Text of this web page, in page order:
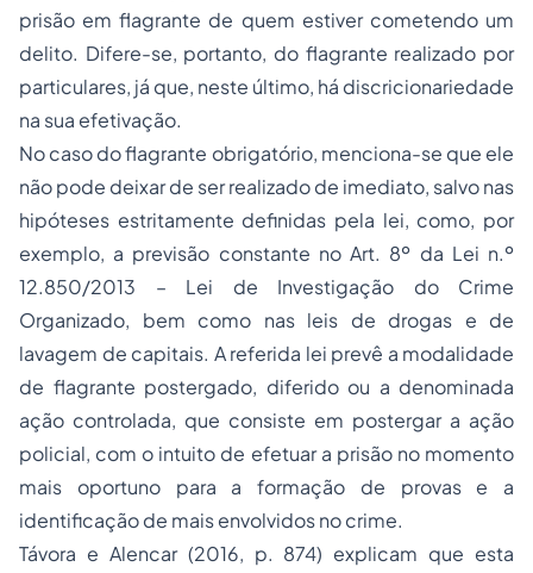
prisão em flagrante de quem estiver cometendo um
delito. Difere-se, portanto, do flagrante realizado por
particulares, já que, neste último, há discricionariedade
na sua efetivação.
No caso do flagrante obrigatório, menciona-se que ele
não pode deixar de ser realizado de imediato, salvo nas
hipóteses estritamente definidas pela lei, como, por
exemplo, a previsão constante no Art. 8º da Lei n.º
12.850/2013 – Lei de Investigação do Crime
Organizado, bem como nas leis de drogas e de
lavagem de capitais. A referida lei prevê a modalidade
de flagrante postergado, diferido ou a denominada
ação controlada, que consiste em postergar a ação
policial, com o intuito de efetuar a prisão no momento
mais oportuno para a formação de provas e a
identificação de mais envolvidos no crime.
Távora e Alencar (2016, p. 874) explicam que esta